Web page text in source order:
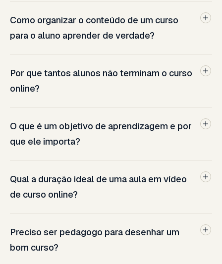
Como organizar o conteúdo de um curso
para o aluno aprender de verdade?
Por que tantos alunos não terminam o curso
online?
O que é um objetivo de aprendizagem e por
que ele importa?
Qual a duração ideal de uma aula em vídeo
de curso online?
Preciso ser pedagogo para desenhar um
bom curso?